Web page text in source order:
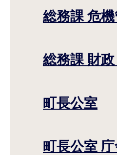
総務課 危
総務課 財
町長公室
町長公室